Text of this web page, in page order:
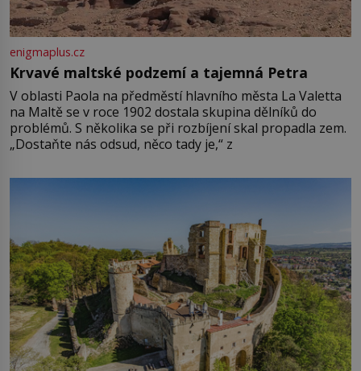
enigmaplus.cz
Krvavé maltské podzemí a tajemná Petra
V oblasti Paola na předměstí hlavního města La Valetta
na Maltě se v roce 1902 dostala skupina dělníků do
problémů. S několika se při rozbíjení skal propadla zem.
„Dostaňte nás odsud, něco tady je,“ z